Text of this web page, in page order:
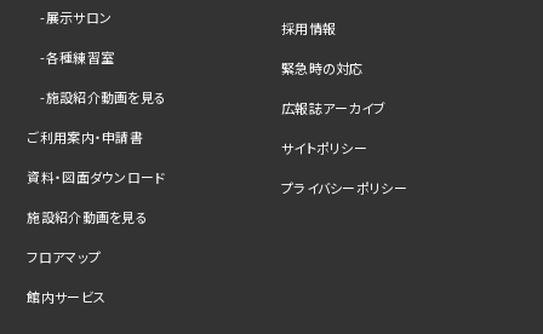
展示サロン
各種練習室
施設紹介動画を見る
ご利用案内・申請書
資料・図面ダウンロード
施設紹介動画を見る
フロアマップ
館内サービス
採用情報
緊急時の対応
広報誌アーカイブ
サイトポリシー
プライバシーポリシー